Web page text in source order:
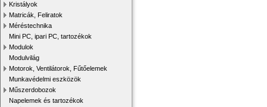
Kristályok
Matricák, Feliratok
Méréstechnika
Mini PC, ipari PC, tartozékok
Modulok
Modulvilág
Motorok, Ventilátorok, Fűtőelemek
Munkavédelmi eszközök
Műszerdobozok
Napelemek és tartozékok